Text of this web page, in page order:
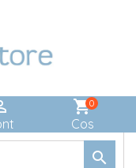
shopping_cart
Cos
0
